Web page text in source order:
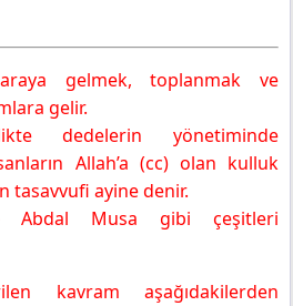
gelmek, toplanmak ve
gelir.
dedelerin yönetiminde
Allah’a (cc) olan kulluk
tasavvufi ayine denir.
Musa gibi çeşitleri
kavram aşağıdakilerden